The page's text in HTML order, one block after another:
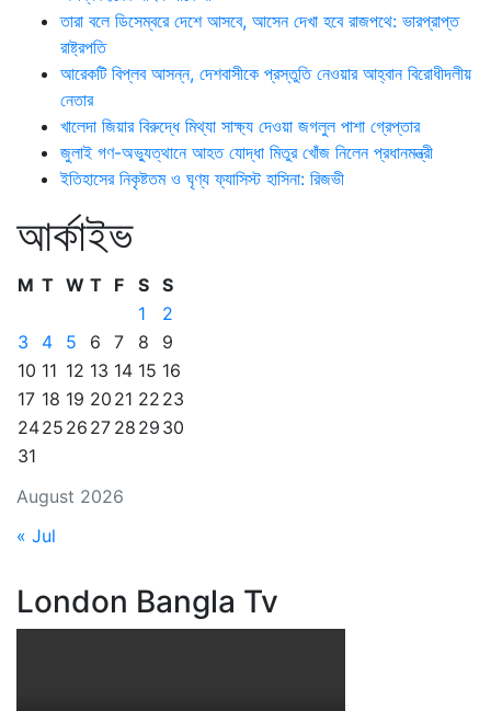
তারা বলে ডিসেম্বরে দেশে আসবে, আসেন দেখা হবে রাজপথে: ভারপ্রাপ্ত
রাষ্ট্রপতি
আরেকটি বিপ্লব আসন্ন, দেশবাসীকে প্রস্তুতি নেওয়ার আহ্বান বিরোধীদলীয়
নেতার
খালেদা জিয়ার বিরুদ্ধে মিথ্যা সাক্ষ্য দেওয়া জগলুল পাশা গ্রেপ্তার
জুলাই গণ-অভ্যুত্থানে আহত যোদ্ধা মিতুর খোঁজ নিলেন প্রধানমন্ত্রী
ইতিহাসের নিকৃষ্টতম ও ঘৃণ্য ফ্যাসিস্ট হাসিনা: রিজভী
আর্কাইভ
August 2026
M T W T F S S
1
2
3
4 5 6 7 8
9
10 11 12 13 14 15 16
17 18 19 20 21 22 23
2425 26 27 28 29 30
31
« Jul
London Bangla Tv